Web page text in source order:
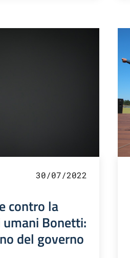
30/07/2022
contro la
Bonetti:
del governo